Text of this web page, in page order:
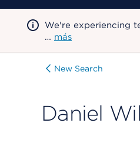
We're experiencing
… más
New Search
Daniel